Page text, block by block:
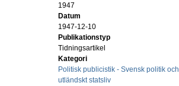
1947
Datum
1947-12-10
Publikationstyp
Tidningsartikel
Kategori
Politisk publicistik - Svensk politik och
utländskt statsliv